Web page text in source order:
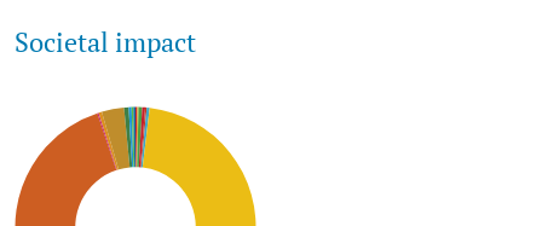
Societal impact